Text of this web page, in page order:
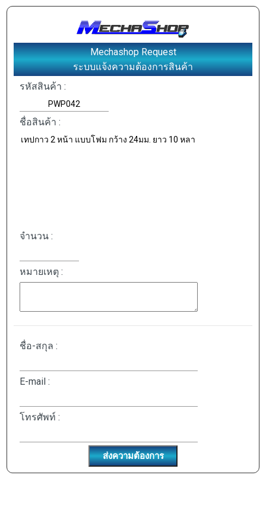
Mechashop Request
ระบบแจ้งความต้องการสินค้า
รหัสสินค้า :
ชื่อสินค้า :
จำนวน :
หมายเหตุ :
ชื่อ-สกุล :
E-mail :
โทรศัพท์ :